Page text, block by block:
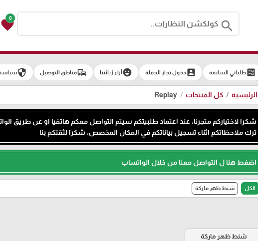
search
0
favorite
ballotطلباتي السابقة account_boxدخول تجار الجملة emoji_emotionsآراء زبائننا commuteمناطق التوصيل securityسياسة
الرئيسية كل المنتجات Replay
شكرا لاختياركم متجرنا، عند اعتماد طلبيتكم سيتم التواصل معكم هاتفيا او عن طريق
ترك ملاحظاتكم اثناء تسجيل بياناتكم في المكان المخصص، شكرا لثقتكم بنا
اضغط هنا ل التواصل معنا من خلال الواتساب
الكل شنط ظهر ماركة
شنط ظهر ماركة